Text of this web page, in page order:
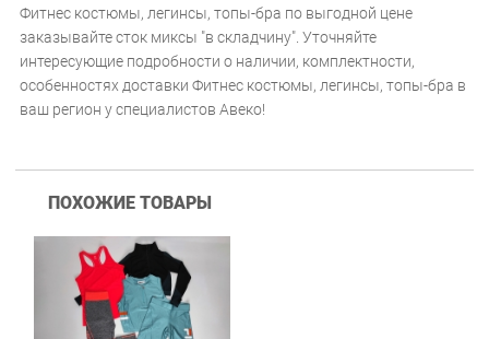
Фитнес костюмы, легинсы, топы-бра по выгодной цене
заказывайте сток миксы "в складчину". Уточняйте
интересующие подробности о наличии, комплектности,
особенностях доставки Фитнес костюмы, легинсы, топы-бра в
ваш регион у специалистов Авеко!
ПОХОЖИЕ ТОВАРЫ